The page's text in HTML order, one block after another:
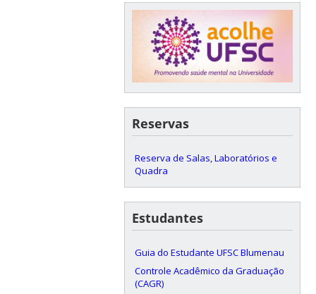
Reservas
Reserva de Salas, Laboratórios e
Quadra
Estudantes
Guia do Estudante UFSC Blumenau
Controle Acadêmico da Graduação
(CAGR)